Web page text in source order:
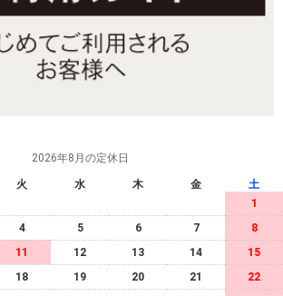
2026年8月の定休日
火 水 木 金
土
1
4 5 6 7
8
11 12 13 14
15
18 19 20 21
22